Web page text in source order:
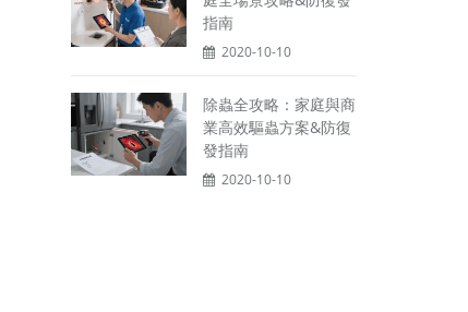
指南
2020-10-10
除蟲全攻略：家庭與商
業高效驅蟲方案&防復
發指南
2020-10-10